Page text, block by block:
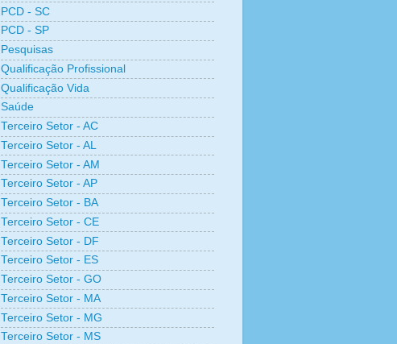
PCD - SC
PCD - SP
Pesquisas
Qualificação Profissional
Qualificação Vida
Saúde
Terceiro Setor - AC
Terceiro Setor - AL
Terceiro Setor - AM
Terceiro Setor - AP
Terceiro Setor - BA
Terceiro Setor - CE
Terceiro Setor - DF
Terceiro Setor - ES
Terceiro Setor - GO
Terceiro Setor - MA
Terceiro Setor - MG
Terceiro Setor - MS